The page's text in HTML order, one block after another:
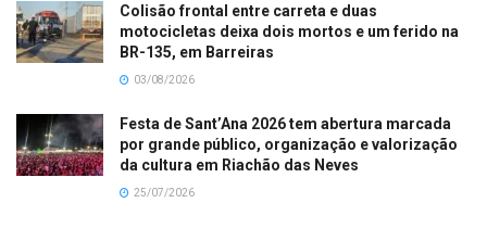
Colisão frontal entre carreta e duas
motocicletas deixa dois mortos e um ferido na
BR-135, em Barreiras
03/08/2026
Festa de Sant’Ana 2026 tem abertura marcada
por grande público, organização e valorização
da cultura em Riachão das Neves
25/07/2026